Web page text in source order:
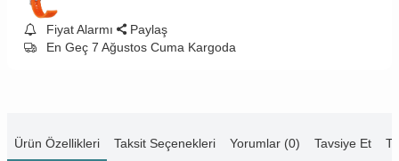
Fiyat Alarmı
Paylaş
En Geç 7 Ağustos Cuma Kargoda
Ürün Özellikleri Taksit Seçenekleri Yorumlar (0) Tavsiye Et